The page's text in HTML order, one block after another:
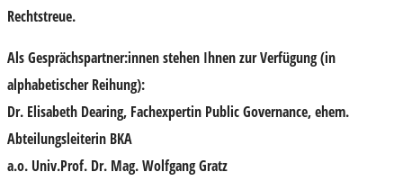
Rechtstreue.
AlsGesprächspartner:innenstehen Ihnen zur Verfügung (in
alphabetischer Reihung):
Dr. Elisabeth Dearing, Fachexpertin Public Governance, ehem.
Abteilungsleiterin BKA
a.o. Univ.Prof. Dr. Mag.Wolfgang Gratz